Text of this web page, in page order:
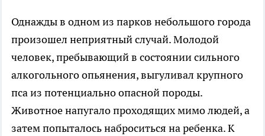
Однажды в одном из парков небольшого города
произошел неприятный случай. Молодой
человек, пребывающий в состоянии сильного
алкогольного опьянения, выгуливал крупного
пса из потенциально опасной породы.
Животное напугало проходящих мимо людей, а
затем попыталось наброситься на ребенка. К